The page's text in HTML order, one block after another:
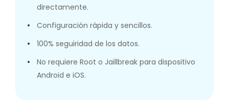
directamente.
Configuración rápida y sencillos.
100% seguiridad de los datos.
No requiere Root o Jaillbreak para dispositivo
Android e iOS.